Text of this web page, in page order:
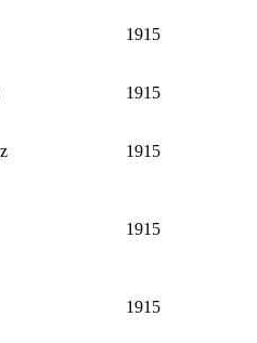
1915
1915
1915
1915
1915